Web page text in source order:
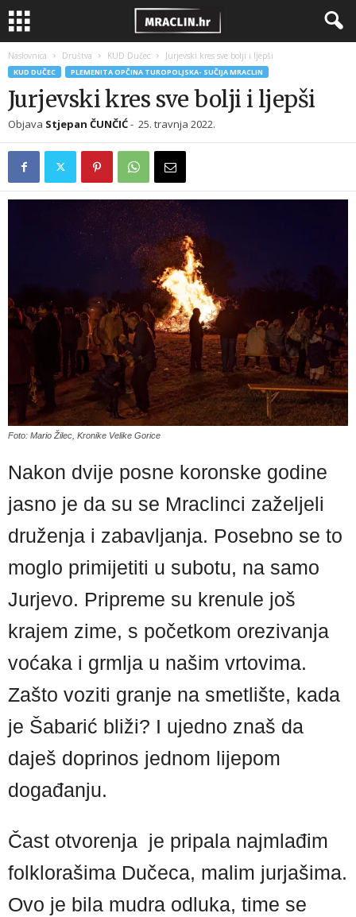
Naslovnica Društva KUD Dučec Jurjevski kres sve bolji i ljepši
KUD DUČEC PLEMENITA OPČINA TUROPOLJSKA- SUČIJA MRACLIN
Jurjevski kres sve bolji i ljepši
Objava Stjepan ČUNČIĆ- 25. travnja 2022.
Foto: Mario Žilec, Kronike Velike Gorice
Nakon dvije posne koronske godine
jasno je da su se Mraclinci zaželjeli
druženja i zabavljanja. Posebno se to
moglo primijetiti u subotu, na samo
Jurjevo. Pripreme su krenule još
krajem zime, s početkom orezivanja
voćaka i grmlja u našim vrtovima.
Zašto voziti granje na smetlište, kada
je Šabarić bliži? I ujedno znaš da
daješ doprinos jednom lijepom
događanju.
Čast otvorenja je pripala najmlađim
folklorašima Dučeca, malim jurjašima.
Ovo je bila mudra odluka, time se